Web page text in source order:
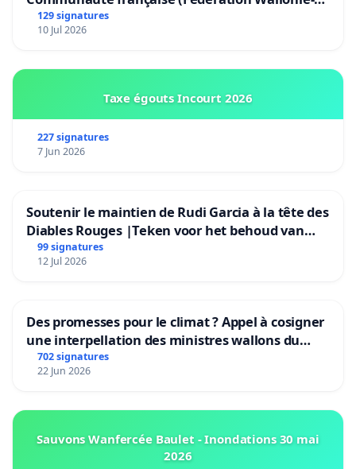
Bruxelles)
129 signatures
10 Jul 2026
Taxe égouts Incourt 2026
227 signatures
7 Jun 2026
Soutenir le maintien de Rudi Garcia à la tête des
Diables Rouges |Teken voor het behoud van
Rudi Garcia als bondscoach
99 signatures
12 Jul 2026
Des promesses pour le climat ? Appel à cosigner
une interpellation des ministres wallons du
climat et de l’environnement.
702 signatures
22 Jun 2026
Sauvons Wanfercée Baulet - Inondations 30 mai
2026